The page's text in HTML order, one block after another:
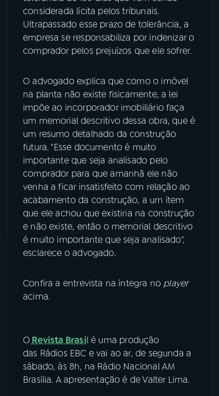
considerada lícita pelos tribunais.
Ultrapassado esse prazo de tolerância, a
empresa se responsabiliza por indenizar o
comprador pelos prejuízos que ele sofrer.
O advogado explica que como o imóvel
na planta não existe fisicamente, a lei
impõe ao incorporador imobiliário faça
um memorial descritivo dessa obra, que é
um resumo detalhado da construção
futura. "Esse documento é muito
importante que seja analisado pelo
comprador para que amanhã ele não
venha a ficar insatisfeito com relação ao
acabamento da construção, a um ítem
que ele achou que existiria na construção
e não existe, então o memorial descritivo
é muito importante que seja analisado",
esclarece o advogado.
Confira a entrevista na íntegra no player
acima.
O Revista Brasil é uma produção
das Rádios EBC e vai ao ar, de segunda a
sábado, às 8h, na Rádio Nacional AM
Brasília. A apresentação é de Valter Lima.